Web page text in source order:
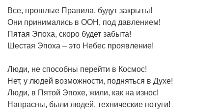
Все, прошлые Правила, будут закрыты!
Они принимались в ООН, под давлением!
Пятая Эпоха, скоро будет забыта!
Шестая Эпоха – это Небес проявление!
Люди, не способны перейти в Космос!
Нет, у людей возможности, подняться в Духе!
Люди, в Пятой Эпохе, жили, как на износ!
Напрасны, были людей, технические потуги!